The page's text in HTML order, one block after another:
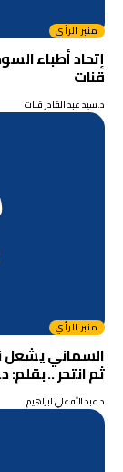
منبر الرأي
إتحاد أطباء
قنات
د.سيد عبد القادر قنات
منبر الرأي
ثم انتحر .. بقلم:
د.عبد الله علي ابراهيم